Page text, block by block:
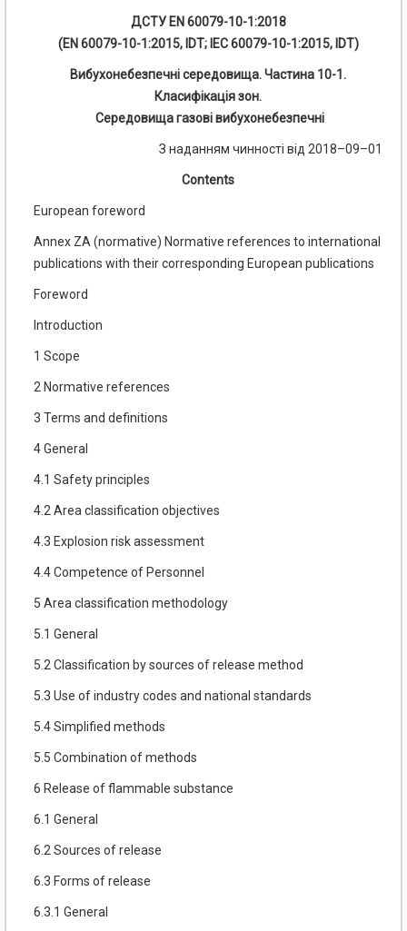
ДСТУ EN 60079-10-1:2018
(EN 60079-10-1:2015, IDT; IEC 60079-10-1:2015, IDT)
Вибухонебезпечні середовища. Частина 10-1.
Класифікація зон.
Середовища газові вибухонебезпечні
З наданням чинності від 2018–09–01
Contents
European foreword
Annex ZA (normative) Normative references to international
publications with their corresponding European publications
Foreword
Introduction
1 Scope
2 Normative references
3 Terms and definitions
4 General
4.1 Safety principles
4.2 Area classification objectives
4.3 Explosion risk assessment
4.4 Competence of Personnel
5 Area classification methodology
5.1 General
5.2 Classification by sources of release method
5.3 Use of industry codes and national standards
5.4 Simplified methods
5.5 Combination of methods
6 Release of flammable substance
6.1 General
6.2 Sources of release
6.3 Forms of release
6.3.1 General